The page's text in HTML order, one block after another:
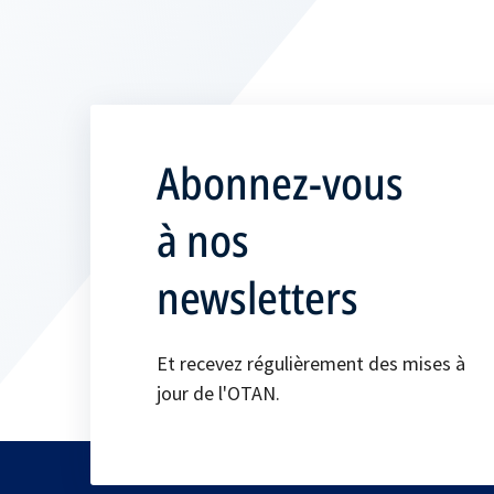
Abonnez-vous
à nos
newsletters
Et recevez régulièrement des mises à
jour de l'OTAN.